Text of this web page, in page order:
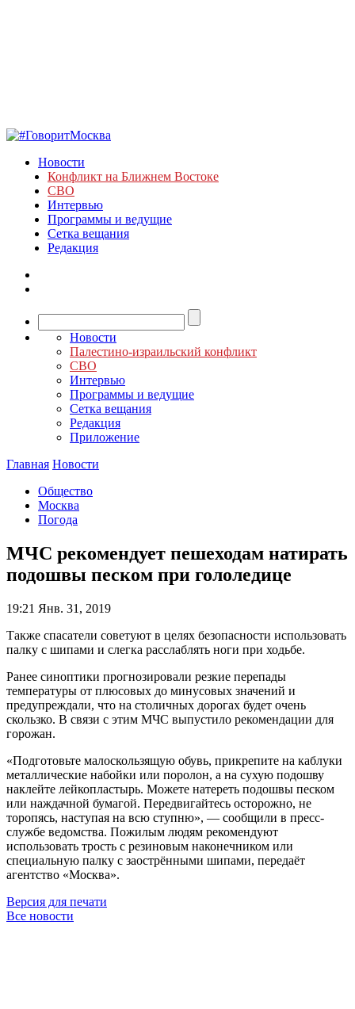
Новости
Конфликт на Ближнем Востоке
СВО
Интервью
Программы и ведущие
Сетка вещания
Редакция
Новости
Палестино-израильский конфликт
СВО
Интервью
Программы и ведущие
Сетка вещания
Редакция
Приложение
Главная Новости
Общество
Москва
Погода
МЧС рекомендует пешеходам натирать
подошвы песком при гололедице
19:21 Янв. 31, 2019
Также спасатели советуют в целях безопасности использовать
палку с шипами и слегка расслаблять ноги при ходьбе.
Ранее синоптики прогнозировали резкие перепады
температуры от плюсовых до минусовых значений и
предупреждали, что на столичных дорогах будет очень
скользко. В связи с этим МЧС выпустило рекомендации для
горожан.
«Подготовьте малоскользящую обувь, прикрепите на каблуки
металлические набойки или поролон, а на сухую подошву
наклейте лейкопластырь. Можете натереть подошвы песком
или наждачной бумагой. Передвигайтесь осторожно, не
торопясь, наступая на всю ступню», — сообщили в пресс-
службе ведомства. Пожилым людям рекомендуют
использовать трость с резиновым наконечником или
специальную палку с заострёнными шипами, передаёт
агентство «Москва».
Версия для печати
Все новости